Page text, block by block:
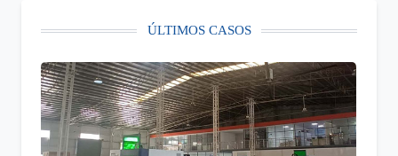
ÚLTIMOS CASOS